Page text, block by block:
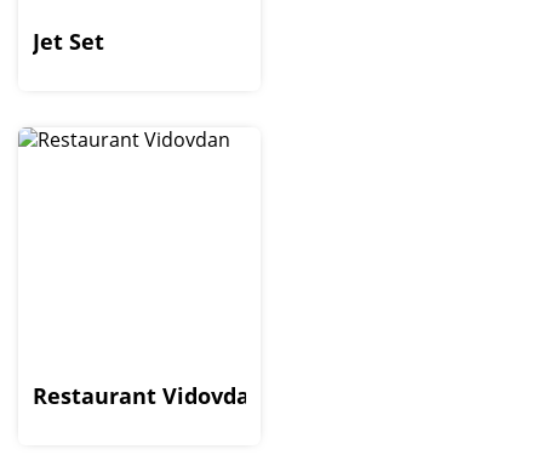
Jet Set
Restaurant Vidovdan